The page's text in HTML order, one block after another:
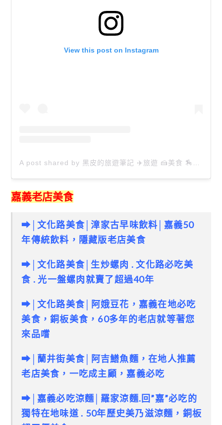
View this post on Instagram
嘉義老店美食
➡│文化路美食│漳家古早味飲料│嘉義50
年傳統飲料，隱藏版老店美食
➡│文化路美食│生炒螺肉 . 文化路必吃美
食 . 光一盤螺肉就賣了超過40年
➡│文化路美食│
阿娥豆花，嘉義在地必吃
美食，銅板美食，60多年的老店就等著您
來品嚐
➡│蘭井街美食│
阿吉鱔魚麵，在地人推薦
老店美食，一吃成主顧，嘉義必吃
➡│嘉義必吃涼麵│羅家涼麵.回”嘉”必吃的
獨特在地味道 . 50年歷史美乃滋涼麵，銅板